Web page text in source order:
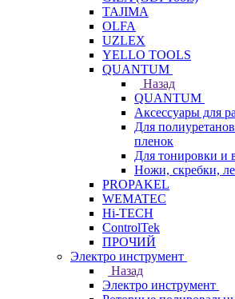
TAJIMA
OLFA
UZLEX
YELLO TOOLS
QUANTUM
Назад
QUANTUM
Аксессуары для
Для
пленок
Для тонировки и
Ножи, скребки,
PROPAKEL
WEMATEC
Hi-TECH
ControlTek
ПРОЧИЙ
Электро инструмент
Назад
Электро инструмент